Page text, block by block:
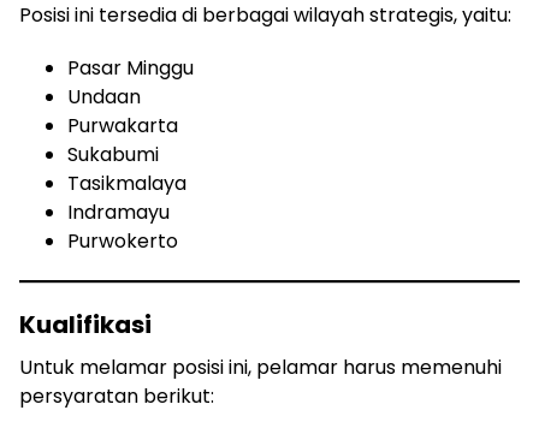
Posisi ini tersedia di berbagai wilayah strategis, yaitu:
Pasar Minggu
Undaan
Purwakarta
Sukabumi
Tasikmalaya
Indramayu
Purwokerto
Kualifikasi
Untuk melamar posisi ini, pelamar harus memenuhi
persyaratan berikut: